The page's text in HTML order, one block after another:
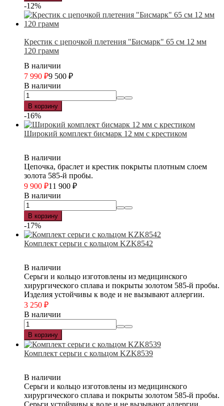
-12%
Крестик с цепочкой плетения "Бисмарк" 65 см 12 мм
120 грамм
В наличии
7 990 ₽9 500 ₽
В наличии
В корзину
-16%
Широкий комплект бисмарк 12 мм с крестиком
В наличии
Цепочка, браслет и крестик покрыты плотным слоем
золота 585-й пробы.
9 900 ₽11 900 ₽
В наличии
В корзину
-17%
Комплект серьги с кольцом KZK8542
В наличии
Серьги и кольцо изготовлены из медицинского
хирургического сплава и покрыты золотом 585-й пробы.
Изделия устойчивы к воде и не вызывают аллергии.
3 250 ₽
В наличии
В корзину
Комплект серьги с кольцом KZK8539
В наличии
Серьги и кольцо изготовлены из медицинского
хирургического сплава и покрыты золотом 585-й пробы.
Серьги устойчивы к воде и не вызывают аллергии.